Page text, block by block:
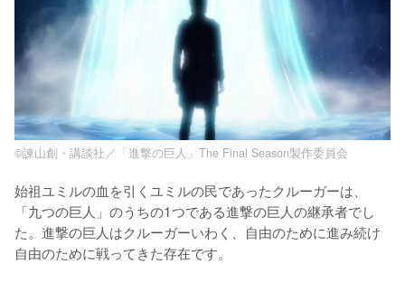
©諫山創・講談社／「進撃の巨人」The Final Season製作委員会
始祖ユミルの血を引くユミルの民であったクルーガーは、
「九つの巨人」のうちの1つである進撃の巨人の継承者でし
た。進撃の巨人はクルーガーいわく、自由のために進み続け
自由のために戦ってきた存在です。